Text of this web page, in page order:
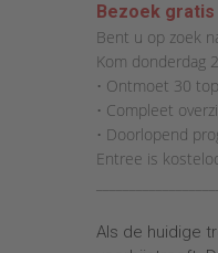
Bezoek
Bent u op zoek
Kom donderdag
• Ontmoet 30
• Compleet
• Doorlopend
Entree is
Als de huidige